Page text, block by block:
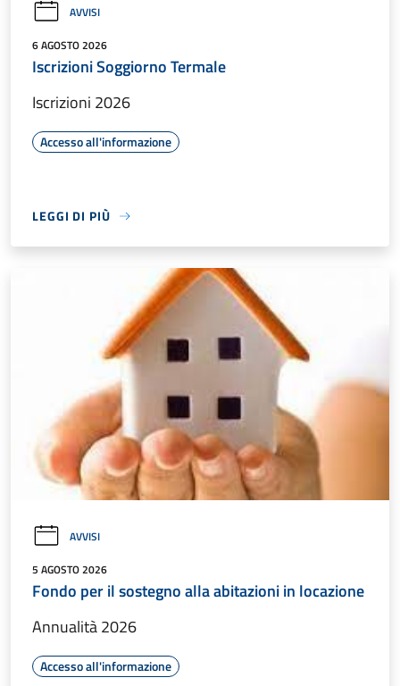
AVVISI
6 AGOSTO 2026
Iscrizioni Soggiorno Termale
Iscrizioni 2026
Accesso all'informazione
LEGGI DI PIÙ
AVVISI
5 AGOSTO 2026
Fondo per il sostegno alla abitazioni in locazione
Annualità 2026
Accesso all'informazione